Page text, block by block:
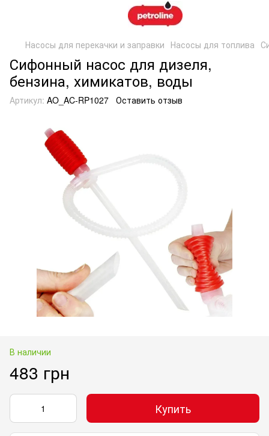
Насосы для перекачки и заправки Насосы для топлива
Сифонный насос для дизеля,
бензина, химикатов, воды
Артикул: AO_AC-RP1027 Оставить отзыв
В наличии
483 грн
Купить